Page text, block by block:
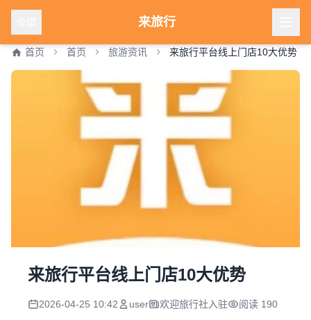
来旅行
首页 首页 旅游资讯 来旅行平台线上门店10大优势
来旅行平台线上门店10大优势
2026-04-25 10:42 user 欢迎旅行社入驻 阅读 190